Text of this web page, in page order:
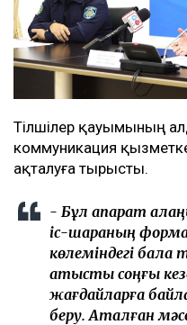
Тілшілер қауымының
коммуникация
ақталуға тырысты.
- Бұл ақпарат
іс-шараның
көлеміндегі
қатысты соңғы
жағдайларға
беру. Аталған